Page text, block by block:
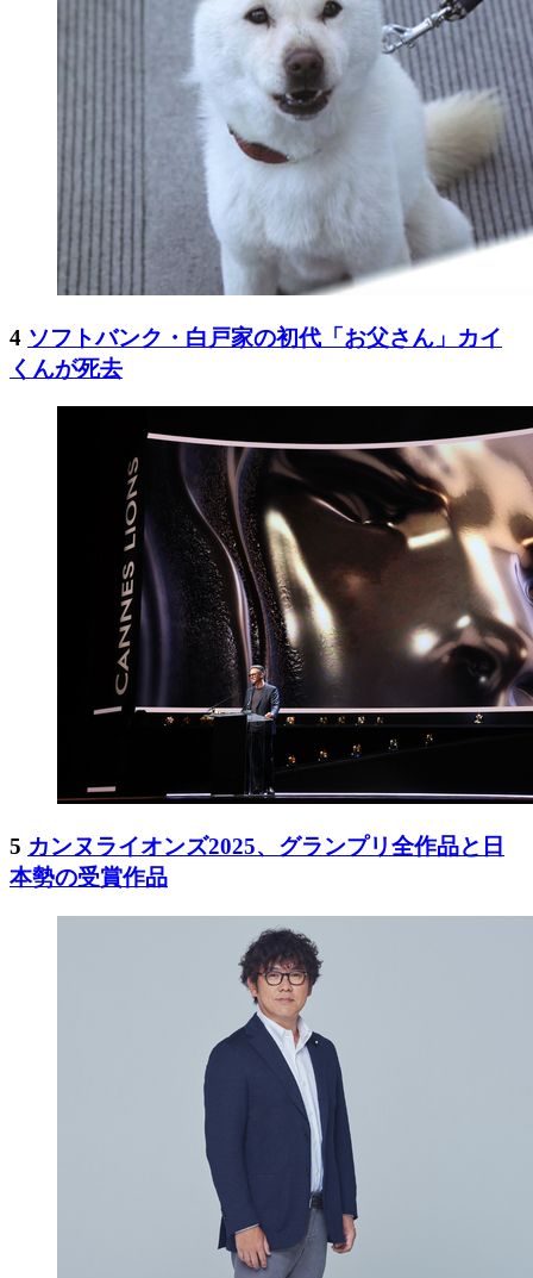
4 ソフトバンク・白戸家の初代「お父さん」カイ
くんが死去
5 カンヌライオンズ2025、グランプリ全作品と日
本勢の受賞作品